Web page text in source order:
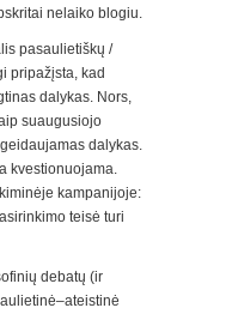
nelaiko blogiu.
pasaulietiškų /
pripažįsta, kad
dalykas. Nors,
suaugusiojo
dalykas.
kvestionuojama.
kampanijoje:
teisė turi
debatų (ir